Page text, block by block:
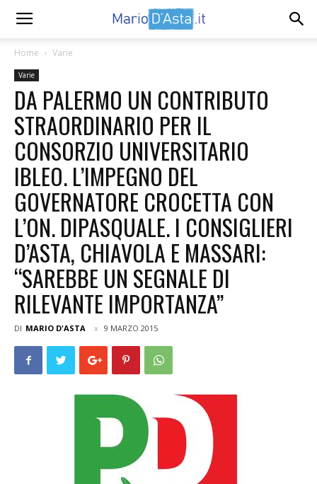
Home Varie
Varie
DA PALERMO UN CONTRIBUTO
STRAORDINARIO PER IL
CONSORZIO UNIVERSITARIO
IBLEO. L’IMPEGNO DEL
GOVERNATORE CROCETTA CON
L’ON. DIPASQUALE. I CONSIGLIERI
D’ASTA, CHIAVOLA E MASSARI:
“SAREBBE UN SEGNALE DI
RILEVANTE IMPORTANZA”
DI MARIO D'ASTA 9 MARZO 2015